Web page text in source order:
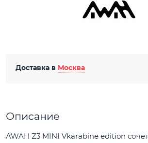
Доставка в Москва
Описание
AWAH Z3 MINI Vkarabine edition